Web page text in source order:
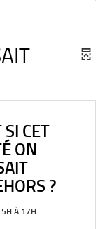
SI CET
ON
?
À 17H